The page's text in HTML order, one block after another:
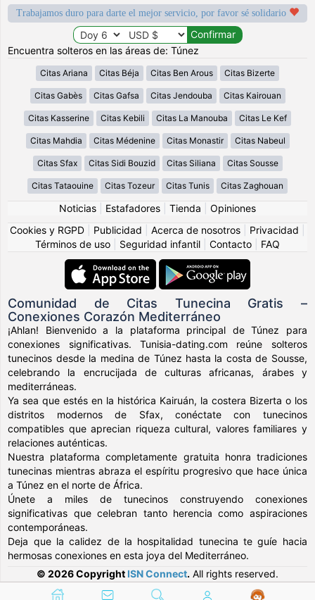
Trabajamos duro para darte el mejor servicio, por favor sé solidario
Encuentra solteros en las áreas de: Túnez
Citas Ariana Citas Béja Citas Ben Arous Citas Bizerte
Citas Gabès Citas Gafsa Citas Jendouba Citas Kairouan
Citas Kasserine Citas Kebili Citas La Manouba Citas Le Kef
Citas Mahdia Citas Médenine Citas Monastir Citas Nabeul
Citas Sfax Citas Sidi Bouzid Citas Siliana Citas Sousse
Citas Tataouine Citas Tozeur Citas Tunis Citas Zaghouan
Noticias Estafadores Tienda
Opiniones
Cookies y RGPD
Publicidad Acerca de nosotros Privacidad
Términos de uso
Seguridad infantil Contacto FAQ
Comunidad de Citas Tunecina Gratis –
Conexiones Corazón Mediterráneo
¡Ahlan! Bienvenido a la plataforma principal de Túnez para
conexiones significativas. Tunisia-dating.com reúne solteros
tunecinos desde la medina de Túnez hasta la costa de Sousse,
celebrando la encrucijada de culturas africanas, árabes y
mediterráneas.
Ya sea que estés en la histórica Kairuán, la costera Bizerta o los
distritos modernos de Sfax, conéctate con tunecinos
compatibles que aprecian riqueza cultural, valores familiares y
relaciones auténticas.
Nuestra plataforma completamente gratuita honra tradiciones
tunecinas mientras abraza el espíritu progresivo que hace única
a Túnez en el norte de África.
Únete a miles de tunecinos construyendo conexiones
significativas que celebran tanto herencia como aspiraciones
contemporáneas.
Deja que la calidez de la hospitalidad tunecina te guíe hacia
hermosas conexiones en esta joya del Mediterráneo.
© 2026 Copyright ISN Connect. All rights reserved.